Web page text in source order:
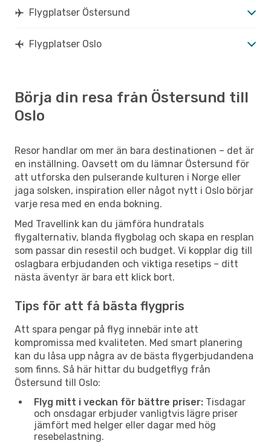
Flygplatser Östersund
Flygplatser Oslo
Börja din resa från Östersund till
Oslo
Resor handlar om mer än bara destinationen – det är
en inställning. Oavsett om du lämnar Östersund för
att utforska den pulserande kulturen i Norge eller
jaga solsken, inspiration eller något nytt i Oslo börjar
varje resa med en enda bokning.
Med Travellink kan du jämföra hundratals
flygalternativ, blanda flygbolag och skapa en resplan
som passar din resestil och budget. Vi kopplar dig till
oslagbara erbjudanden och viktiga resetips – ditt
nästa äventyr är bara ett klick bort.
Tips för att få bästa flygpris
Att spara pengar på flyg innebär inte att
kompromissa med kvaliteten. Med smart planering
kan du låsa upp några av de bästa flygerbjudandena
som finns. Så här hittar du budgetflyg från
Östersund till Oslo:
Flyg mitt i veckan för bättre priser: Tisdagar
och onsdagar erbjuder vanligtvis lägre priser
jämfört med helger eller dagar med hög
resebelastning.